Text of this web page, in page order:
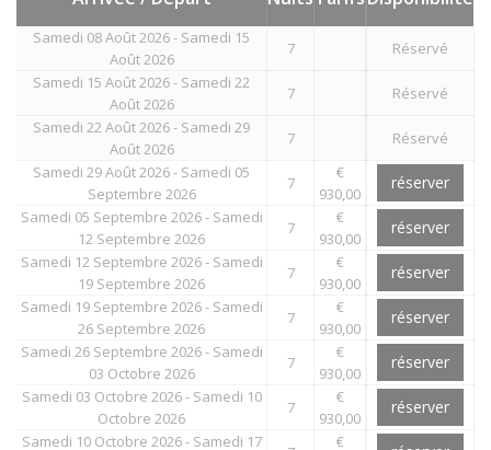
Samedi 08 Août 2026 - Samedi 15
Août 2026
7
Réservé
Samedi 15 Août 2026 - Samedi 22
Août 2026
7
Réservé
Samedi 22 Août 2026 - Samedi 29
Août 2026
7
Réservé
Samedi 29 Août 2026 - Samedi 05
Septembre 2026
7
€
930,00
réserver
Samedi 05 Septembre 2026 - Samedi
12 Septembre 2026
7
€
930,00
réserver
Samedi 12 Septembre 2026 - Samedi
19 Septembre 2026
7
€
930,00
réserver
Samedi 19 Septembre 2026 - Samedi
26 Septembre 2026
7
€
930,00
réserver
Samedi 26 Septembre 2026 - Samedi
03 Octobre 2026
7
€
930,00
réserver
Samedi 03 Octobre 2026 - Samedi 10
Octobre 2026
7
€
930,00
réserver
Samedi 10 Octobre 2026 - Samedi 17 €